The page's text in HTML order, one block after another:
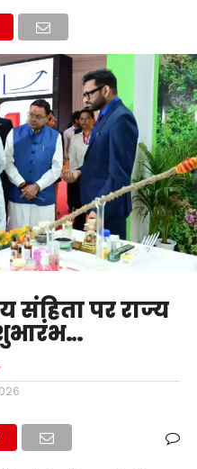
चंपावतचमोलीटिहरी गढ़वाल
बागेश्वर रुद्रप्रयागहरिद्वार
दुनिया
संहिता पर राज्य
शुभारंभ…